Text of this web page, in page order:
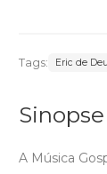
Tags: Eric de
Sinopse
A Música